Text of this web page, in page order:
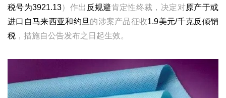
税号为3921.13）作出 反规避肯定性终裁，决定对原产于或
进口自马来西亚和约旦 的涉案产品征收1.9美元/千克反倾销
税 ，措施自公告发布之日起生效。